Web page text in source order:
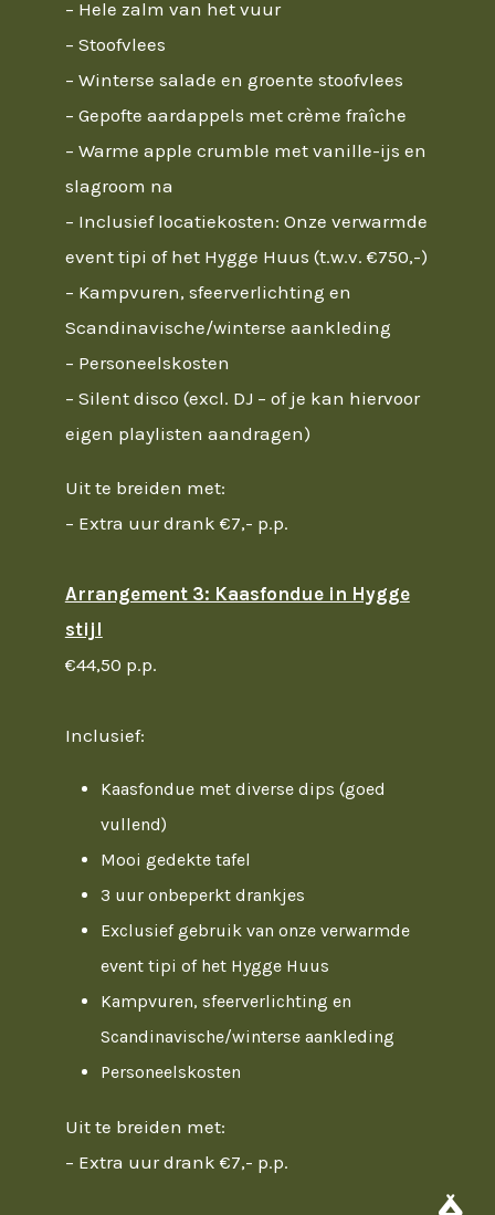
– Hele zalm van het vuur
– Stoofvlees
– Winterse salade en groente stoofvlees
– Gepofte aardappels met crème fraîche
– Warme apple crumble met vanille-ijs en
slagroom na
– Inclusief locatiekosten: Onze verwarmde
event tipi of het Hygge Huus (t.w.v. €750,-)
– Kampvuren, sfeerverlichting en
Scandinavische/winterse aankleding
– Personeelskosten
– Silent disco (excl. DJ – of je kan hiervoor
eigen playlisten aandragen)
Uit te breiden met:
– Extra uur drank €7,- p.p.
Arrangement 3: Kaasfondue in Hygge
stijl
€44,50 p.p.
Inclusief:
Kaasfondue met diverse dips (goed
vullend)
Mooi gedekte tafel
3 uur onbeperkt drankjes
Exclusief gebruik van onze verwarmde
event tipi of het Hygge Huus
Kampvuren, sfeerverlichting en
Scandinavische/winterse aankleding
Personeelskosten
Uit te breiden met:
– Extra uur drank €7,- p.p.
